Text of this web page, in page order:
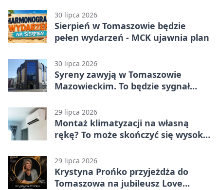
30 lipca 2026
Sierpień w Tomaszowie będzie
pełen wydarzeń - MCK ujawnia plan
30 lipca 2026
Syreny zawyją w Tomaszowie
Mazowieckim. To będzie sygnał
29 lipca 2026
Montaż klimatyzacji na własną
rękę? To może skończyć się wysoką
29 lipca 2026
Krystyna Prońko przyjeżdża do
Tomaszowa na jubileusz Love